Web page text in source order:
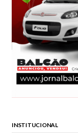
INSTITUCIONAL